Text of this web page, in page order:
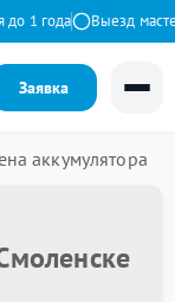
1 года Выезд мастера
Заявка
аккумулятора